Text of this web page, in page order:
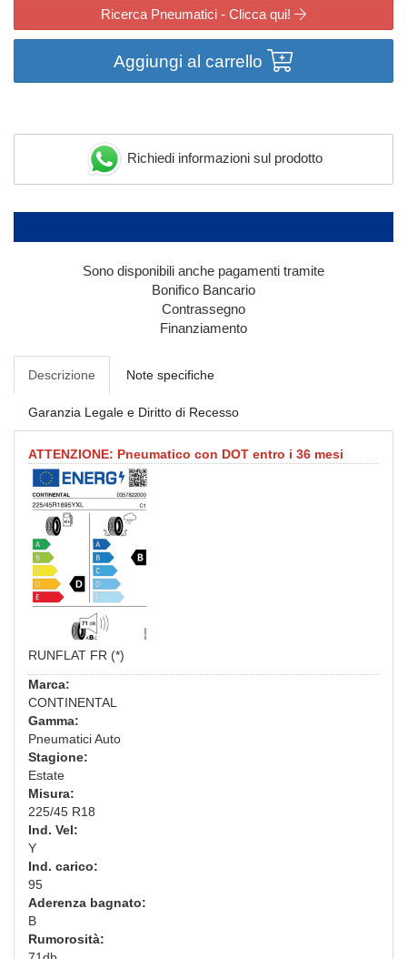
Ricerca Pneumatici - Clicca qui!
Aggiungi al carrello
Richiedi informazioni sul prodotto
Sono disponibili anche pagamenti tramite
Bonifico Bancario
Contrassegno
Finanziamento
Descrizione Note specifiche
Garanzia Legale e Diritto di Recesso
ATTENZIONE: Pneumatico con DOT entro i 36 mesi
RUNFLAT FR (*)
Marca:
CONTINENTAL
Gamma:
Pneumatici Auto
Stagione:
Estate
Misura:
225/45 R18
Ind. Vel:
Y
Ind. carico:
95
Aderenza bagnato:
B
Rumorosità: